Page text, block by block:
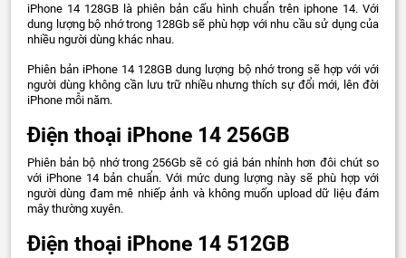
iPhone 14 128GB là phiên bản cấu hình chuẩn trên iphone 14. Với
dung lượng bộ nhớ trong 128Gb sẽ phù hợp với nhu cầu sử dụng của
nhiều người dùng khác nhau.
Phiên bản iPhone 14 128GB dung lượng bộ nhớ trong sẽ hợp với với
người dùng không cần lưu trữ nhiều nhưng thích sự đổi mới, lên đời
iPhone mỗi năm.
Điện thoại iPhone 14 256GB
Phiên bản bộ nhớ trong 256Gb sẽ có giá bán nhỉnh hơn đôi chút so
với iPhone 14 bản chuẩn. Với mức dung lượng này sẽ phù hợp với
người dùng đam mê nhiếp ảnh và không muốn upload dữ liệu đám
mây thường xuyên.
Điện thoại iPhone 14 512GB